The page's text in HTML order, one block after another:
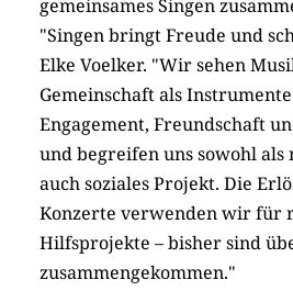
gemeinsames Singen
"Singen bringt Freude und
Elke Voelker. "Wir sehen
Gemeinschaft als
Engagement, Freundschaft
und begreifen uns sowohl als
auch soziales Projekt. Die
Konzerte verwenden wir für
Hilfsprojekte – bisher sind
zusammengekommen."